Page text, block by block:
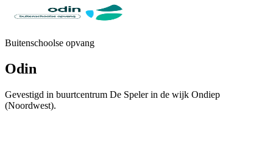
Buitenschoolse opvang
Odin
Gevestigd in buurtcentrum De Speler in de wijk Ondiep
(Noordwest).